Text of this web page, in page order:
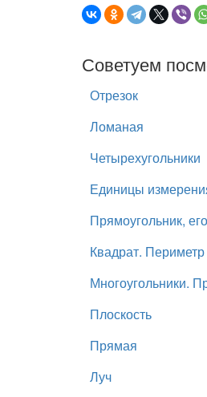
Советуем
Отрезок
Ломаная
Четырехугольники
Единицы
Прямоугольник,
Квадрат.
Многоугольники.
Плоскость
Прямая
Луч